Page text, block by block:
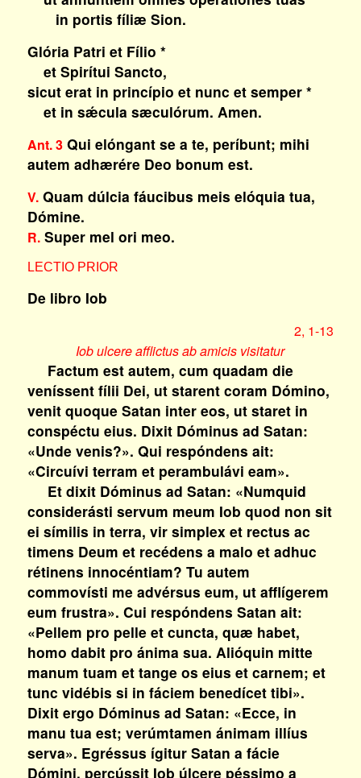
in portis fíliæ Sion.
Glória Patri et Fílio *
et Spirítui Sancto,
sicut erat in princípio et nunc et semper *
et in sǽcula sæculórum. Amen.
Ant. 3Qui elóngant se a te, períbunt; mihi
autem adhærére Deo bonum est.
V.Quam dúlcia fáucibus meis elóquia tua,
Dómine.
R.Super mel ori meo.
LECTIO PRIOR
De libro Iob
2, 1-13
Iob ulcere afflictus ab amicis visitatur
Factum est autem, cum quadam die
veníssent fílii Dei, ut starent coram Dómino,
venit quoque Satan inter eos, ut staret in
conspéctu eius. Dixit Dóminus ad Satan:
«Unde venis?». Qui respóndens ait:
«Circuívi terram et perambulávi eam».
Et dixit Dóminus ad Satan: «Numquid
considerásti servum meum Iob quod non sit
ei símilis in terra, vir simplex et rectus ac
timens Deum et recédens a malo et adhuc
rétinens innocéntiam? Tu autem
commovísti me advérsus eum, ut afflígerem
eum frustra». Cui respóndens Satan ait:
«Pellem pro pelle et cuncta, quæ habet,
homo dabit pro ánima sua. Alióquin mitte
manum tuam et tange os eius et carnem; et
tunc vidébis si in fáciem benedícet tibi».
Dixit ergo Dóminus ad Satan: «Ecce, in
manu tua est; verúmtamen ánimam illíus
serva». Egréssus ígitur Satan a fácie
Dómini, percússit Iob úlcere péssimo a